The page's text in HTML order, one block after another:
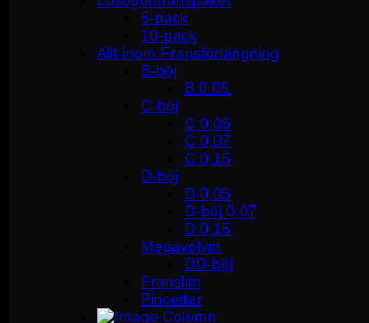
5-pack
10-pack
Allt inom Fransförlängning
B-böj
B 0.05
C-böj
C 0,05
C 0,07
C 0,15
D-böj
D 0,05
D-böj 0,07
D 0,15
Megavolym
DD-böj
Franslim
Pincetter